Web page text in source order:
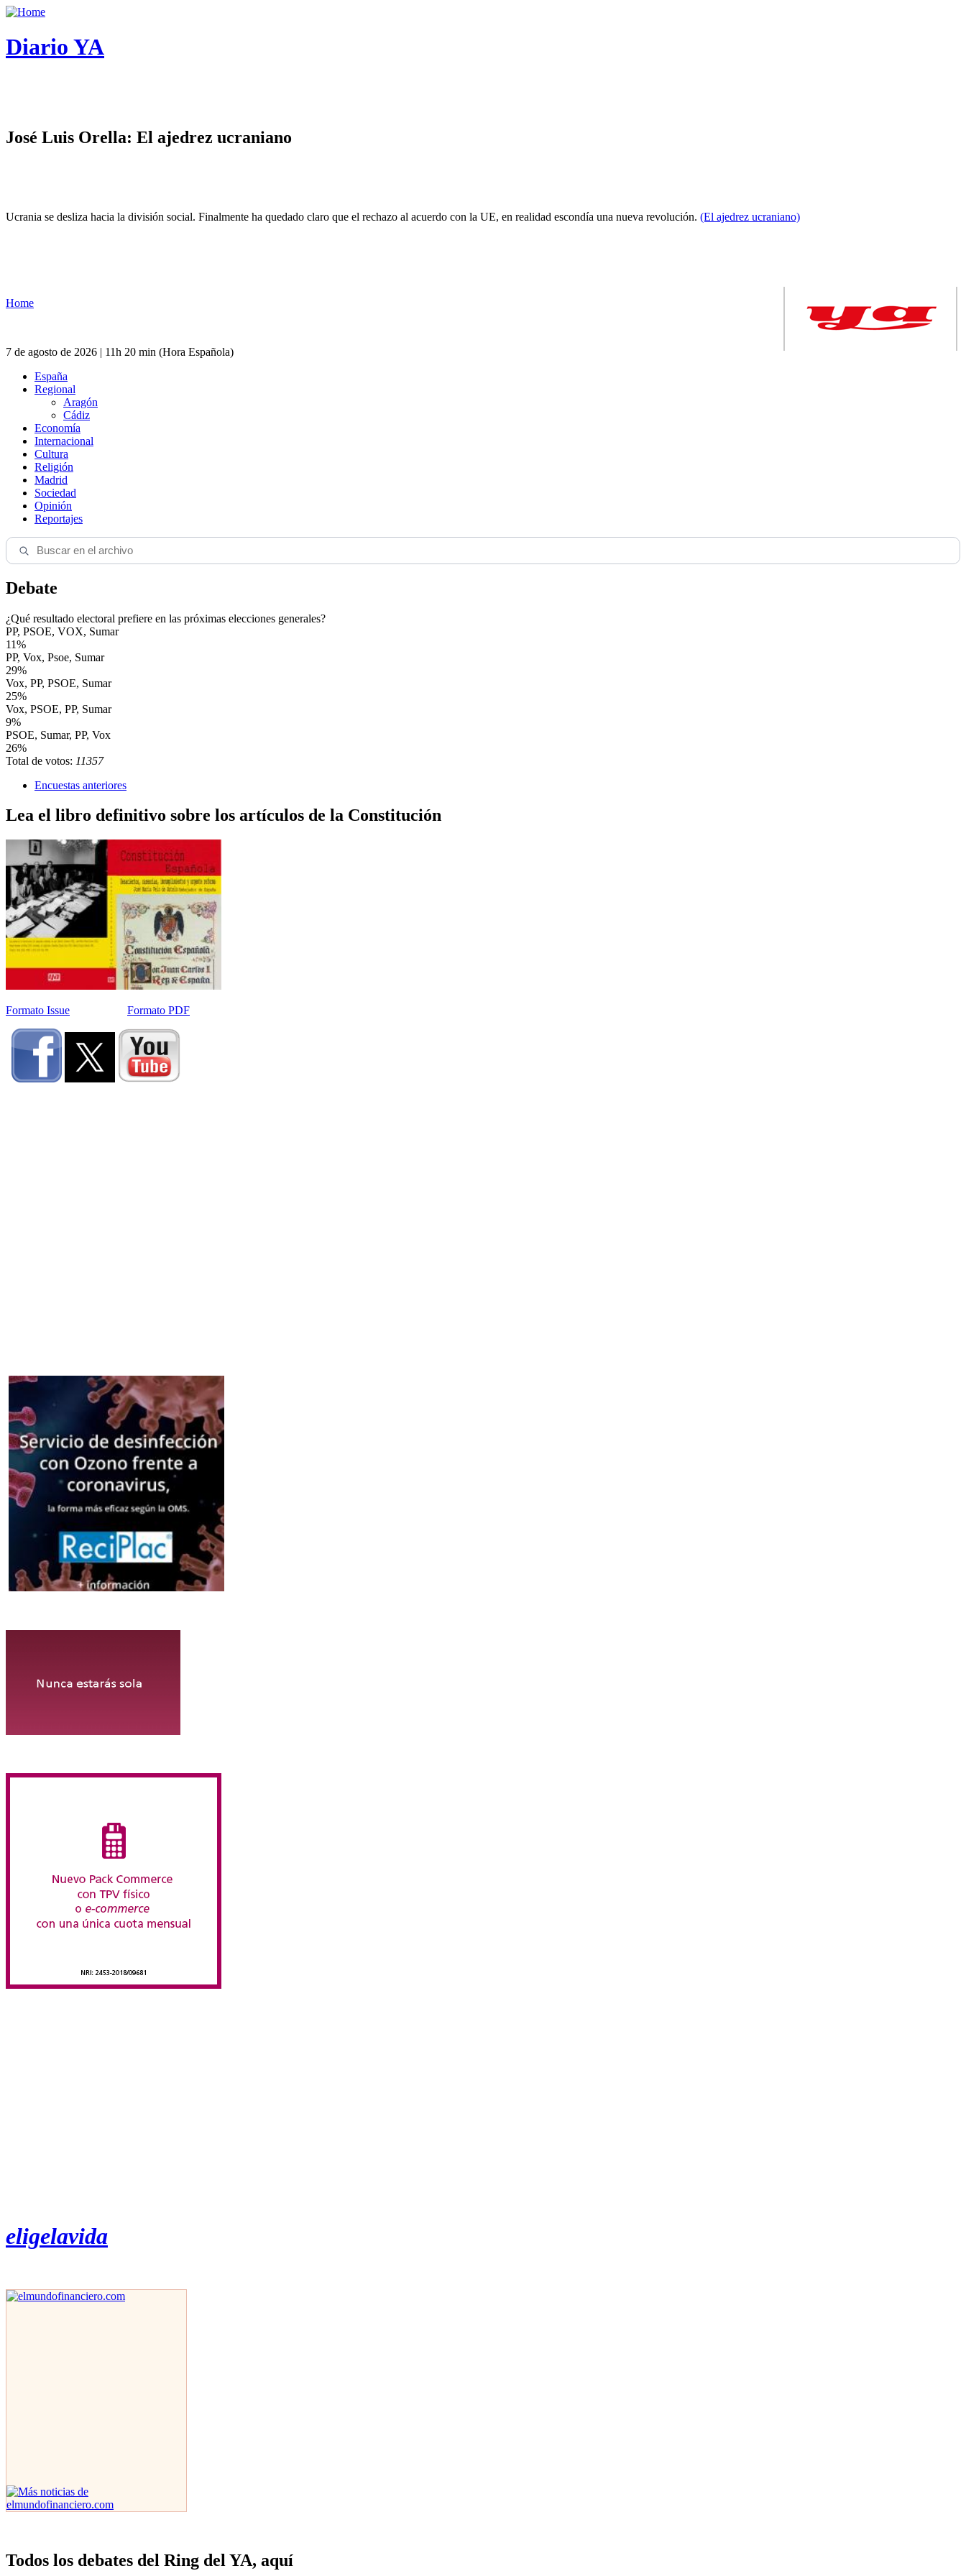
Diario YA
José Luis Orella: El ajedrez ucraniano
Ucrania se desliza hacia la división social. Finalmente ha quedado claro que el rechazo al acuerdo con la UE, en realidad escondía una nueva revolución. (El ajedrez ucraniano)
Home
7 de agosto de 2026 | 11h 20 min (Hora Española)
España
Regional
Aragón
Cádiz
Economía
Internacional
Cultura
Religión
Madrid
Sociedad
Opinión
Reportajes
Debate
¿Qué resultado electoral prefiere en las próximas elecciones generales?
PP, PSOE, VOX, Sumar
11%
PP, Vox, Psoe, Sumar
29%
Vox, PP, PSOE, Sumar
25%
Vox, PSOE, PP, Sumar
9%
PSOE, Sumar, PP, Vox
26%
Total de votos: 11357
Encuestas anteriores
Lea el libro definitivo sobre los artículos de la Constitución
Formato Issue Formato PDF
eligelavida
Todos los debates del Ring del YA, aquí